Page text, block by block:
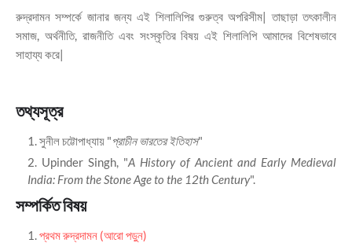
রুদ্রদামন সম্পর্কে জানার জন্য এই শিলালিপির গুরুত্ব অপরিসীম| তাছাড়া তৎকালীন
সমাজ, অর্থনীতি, রাজনীতি এবং সংস্কৃতির বিষয় এই শিলালিপি আমাদের বিশেষভাবে
সাহায্য করে|
তথ্যসূত্র
সুনীল চট্টোপাধ্যায় "প্রাচীন ভারতের ইতিহাস"
Upinder Singh, "A History of Ancient and Early Medieval
India: From the Stone Age to the 12th Century".
সম্পর্কিত বিষয়
প্রথম রুদ্রদামন (আরো পড়ুন)